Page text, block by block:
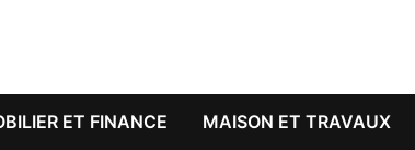
ET FINANCE MAISON ET TRAVAUX